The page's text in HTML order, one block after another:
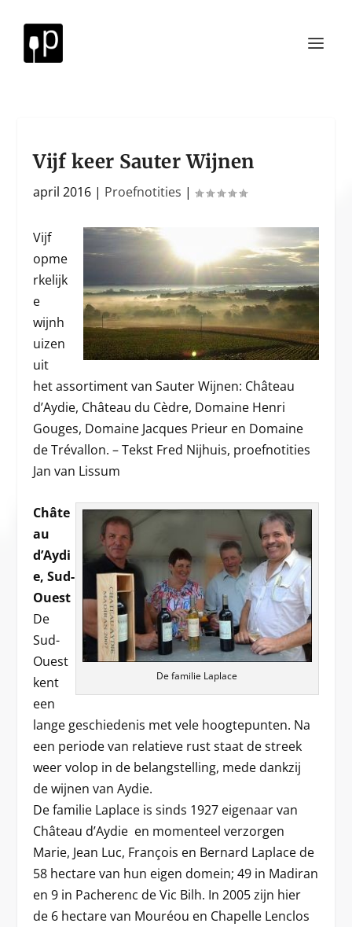
Vijf keer Sauter Wijnen
april 2016 | Proefnotities |
Vijf
opme
rkelijk
e
wijnh
uizen
uit
het assortiment van Sauter Wijnen: Château
d’Aydie, Château du Cèdre, Domaine Henri
Gouges, Domaine Jacques Prieur en Domaine
de Trévallon. – Tekst Fred Nijhuis, proefnotities
Jan van Lissum
De familie Laplace
Châte
au
d’Aydi
e, Sud-
Ouest
De
Sud-
Ouest
kent
een
lange geschiedenis met vele hoogtepunten. Na
een periode van relatieve rust staat de streek
weer volop in de belangstelling, mede dankzij
de wijnen van Aydie.
De familie Laplace is sinds 1927 eigenaar van
Château d’Aydie en momenteel verzorgen
Marie, Jean Luc, François en Bernard Laplace de
58 hectare van hun eigen domein; 49 in Madiran
en 9 in Pacherenc de Vic Bilh. In 2005 zijn hier
de 6 hectare van Mouréou en Chapelle Lenclos